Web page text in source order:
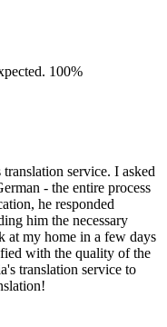
100%
service. I asked
- the entire process
he responded
him the necessary
at my home in a few days
with the quality of the
translation service to